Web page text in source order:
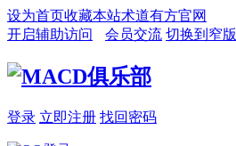
设为首页收藏本站术道有方官网
开启辅助访问
会员交流 切换到窄版
登录 立即注册 找回密码